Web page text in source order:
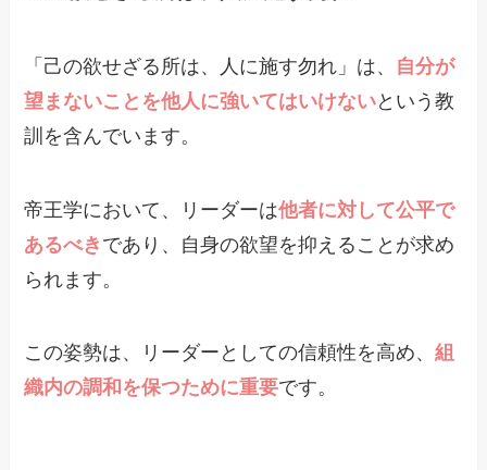
「己の欲せざる所は、人に施す勿れ」は、 自分が
望まないことを他人に強いてはいけないという教
訓を含んでいます。
帝王学において、リーダーは他者に対して公平で
あるべき であり、自身の欲望を抑えることが求め
られます。
この姿勢は、リーダーとしての信頼性を高め、組
織内の調和を保つために重要です。